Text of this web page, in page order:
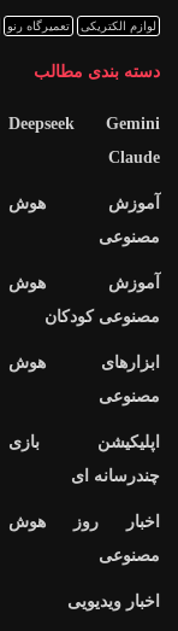
لوازم الکتریکی تعمیرگاه رنو
دسته بندی مطالب
Deepseek Gemini
Claude
آموزش هوش
مصنوعی
آموزش هوش
مصنوعی کودکان
ابزارهای هوش
مصنوعی
اپلیکیشن بازی
چندرسانه ای
اخبار روز هوش
مصنوعی
اخبار ویدیویی